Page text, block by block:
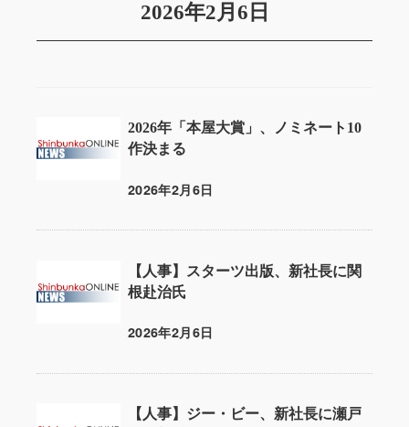
2026年2月6日
2026年「本屋大賞」、ノミネート10
作決まる
投稿日
2026年2月6日
【人事】スターツ出版、新社長に関
根赴治氏
投稿日
2026年2月6日
【人事】ジー・ビー、新社長に瀬戸